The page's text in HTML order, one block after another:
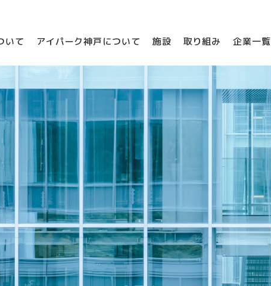
いて アイパーク神戸について 施設 取り組み 企業一覧